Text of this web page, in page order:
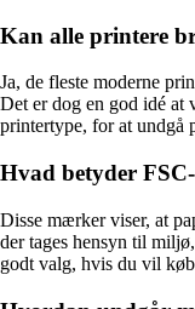
Kan alle printere
Ja, de fleste moderne
Det er dog en god idé
printertype, for at undgå
Hvad betyder
Disse mærker viser, at
der tages hensyn til
godt valg, hvis du vil